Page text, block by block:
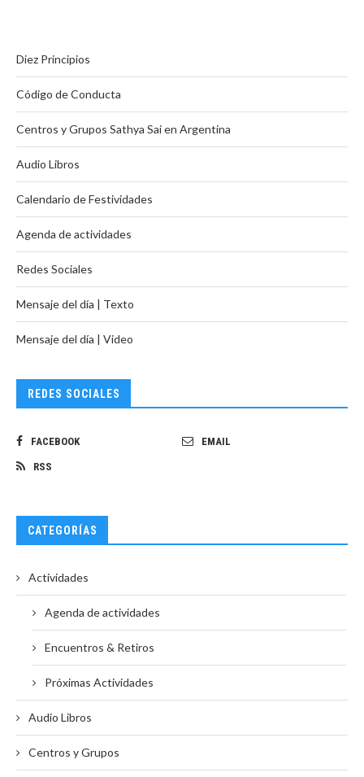
Diez Principios
Código de Conducta
Centros y Grupos Sathya Sai en Argentina
Audio Libros
Calendario de Festividades
Agenda de actividades
Redes Sociales
Mensaje del día | Texto
Mensaje del día | Video
REDES SOCIALES
FACEBOOK EMAIL
RSS
CATEGORÍAS
Actividades
Agenda de actividades
Encuentros & Retiros
Próximas Actividades
Audio Libros
Centros y Grupos